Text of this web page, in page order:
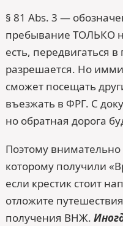
§ 81 Abs. 3 —
пребывание ТОЛЬКО
есть, передвигаться
разрешается. Но
сможет посещать
въезжать в ФРГ. С
но обратная дорога
Поэтому
которому получили
если крестик стоит
отложите
получения ВНЖ.